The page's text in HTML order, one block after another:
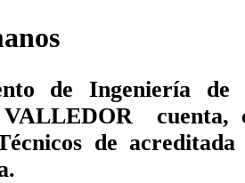
de Ingeniería de
VALLEDOR
de